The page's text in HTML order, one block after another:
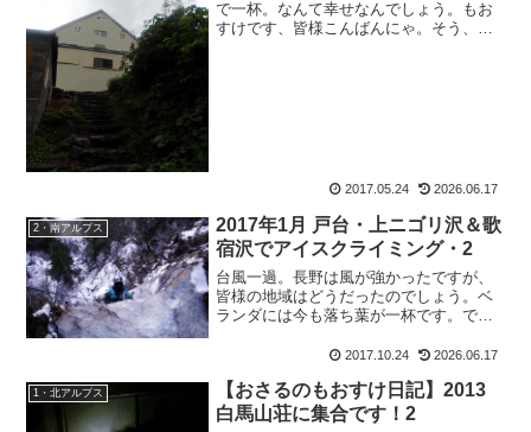
で一杯。なんて幸せなんでしょう。もお
すけです、皆様こんばんにゃ。そう、我
2017.05.24 2026.06.17
2・南アルプス
2017年1月 戸台・上ニゴリ沢＆歌
宿沢でアイスクライミング・2
台風一過。長野は風が強かったですが、
皆様の地域はどうだったのでしょう。ベ
ランダには今も落ち葉が一杯です。で、
新春アイスクライミングの報告です。戸
ミングスーパー林道にザッ...
2017.10.24 2026.06.17
1・北アルプス
【おさるのもおすけ日記】2013
白馬山荘に集合です！2